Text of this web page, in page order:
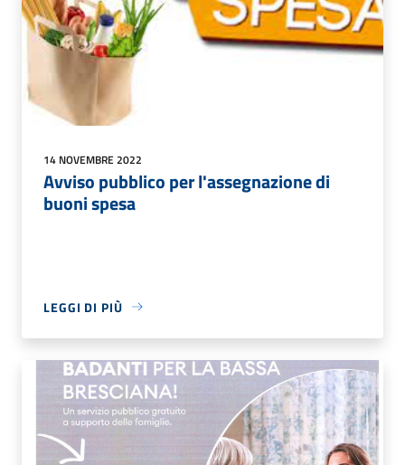
14 NOVEMBRE 2022
Avviso pubblico per l'assegnazione di
buoni spesa
LEGGI DI PIÙ